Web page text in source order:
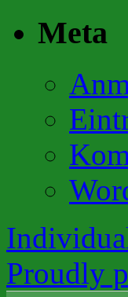
Meta
Proudly